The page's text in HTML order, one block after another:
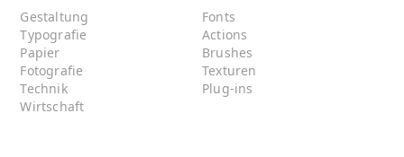
Gestaltung
Typografie
Papier
Fotografie
Technik
Wirtschaft
Fonts
Actions
Brushes
Texturen
Plug-ins